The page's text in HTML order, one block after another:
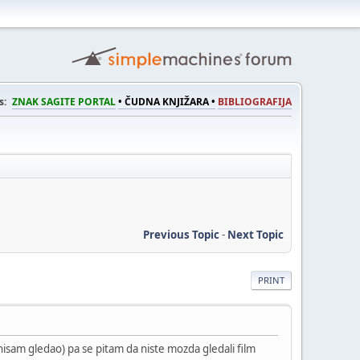
ZNAK SAGITE PORTAL• ČUDNA KNJIŽARA • BIBLIOGRAFIJA
Previous Topic- Next Topic
PRINT
gledao) pa se pitam da niste mozda gledali film